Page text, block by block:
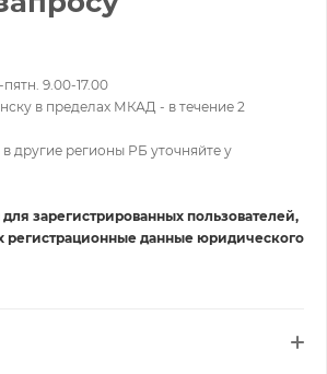
9.00-17.00
в пределах МКАД - в течение 2
другие регионы РБ уточняйте у
зарегистрированных пользователей,
регистрационные данные юридического